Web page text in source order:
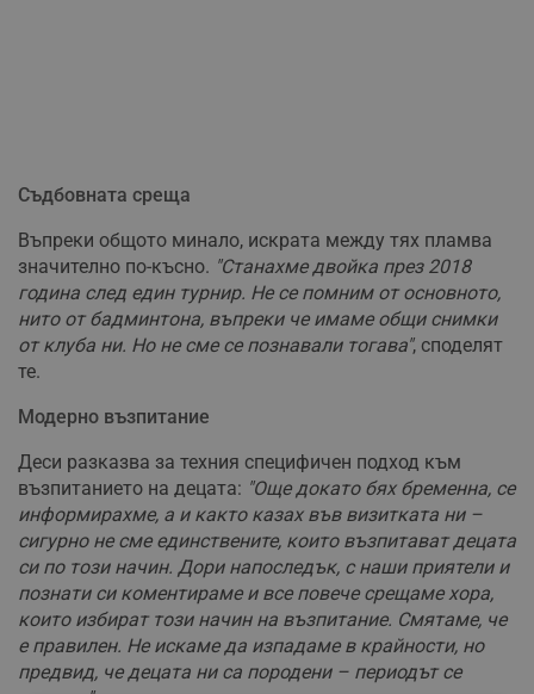
Съдбовната среща
Въпреки общото минало, искрата между тях пламва
значително по-късно. "Станахме двойка през 2018
година след един турнир. Не се помним от основното,
нито от бадминтона, въпреки че имаме общи снимки
от клуба ни. Но не сме се познавали тогава", споделят
те.
Модерно възпитание
Деси разказва за техния специфичен подход към
възпитанието на децата: "Още докато бях бременна, се
информирахме, а и както казах във визитката ни –
сигурно не сме единствените, които възпитават децата
си по този начин. Дори напоследък, с наши приятели и
познати си коментираме и все повече срещаме хора,
които избират този начин на възпитание. Смятаме, че
е правилен. Не искаме да изпадаме в крайности, но
предвид, че децата ни са породени – периодът се